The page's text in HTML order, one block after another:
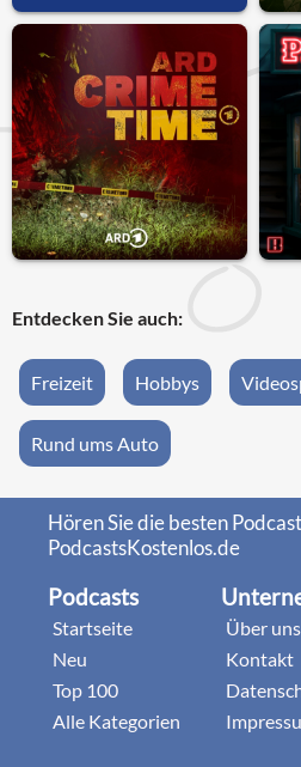
Entdecken Sie auch:
Freizeit Hobbys
Rund ums Auto
Hören Sie die besten
PodcastsKostenlos.de
Podcasts
Startseite
Neu
Top 100
Alle Kategorien
Über uns
Kontakt